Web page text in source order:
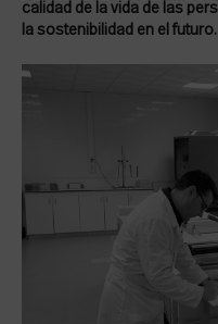
calidad de la vida de las
la sostenibilidad en el futuro.